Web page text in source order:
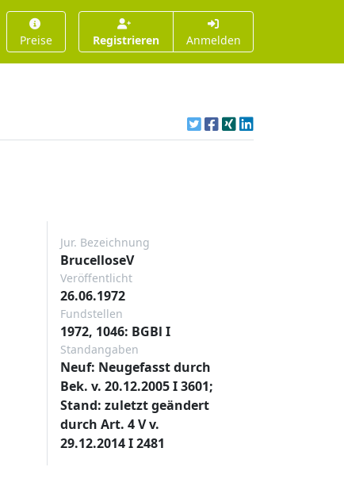
Preise Registrieren Anmelden
Jur. Bezeichnung
BrucelloseV
Veröffentlicht
26.06.1972
Fundstellen
1972, 1046: BGBl I
Standangaben
Neuf: Neugefasst durch
Bek. v. 20.12.2005 I 3601;
Stand: zuletzt geändert
durch Art. 4 V v.
29.12.2014 I 2481